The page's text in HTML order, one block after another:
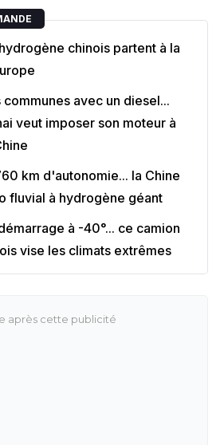
chinois partent à la
avec un diesel...
veut imposer son moteur à
km d'autonomie... la Chine
fluvial à hydrogène géant
à -40°... ce camion
vise les climats extrêmes